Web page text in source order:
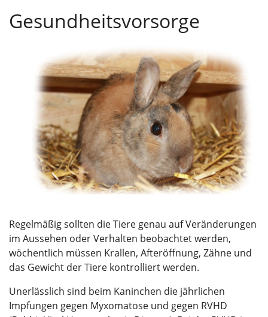
Gesundheitsvorsorge
Regelmäßig sollten die Tiere genau auf Veränderungen
im Aussehen oder Verhalten beobachtet werden,
wöchentlich müssen Krallen, Afteröffnung, Zähne und
das Gewicht der Tiere kontrolliert werden.
Unerlässlich sind beim Kaninchen die jährlichen
Impfungen gegen Myxomatose und gegen RVHD